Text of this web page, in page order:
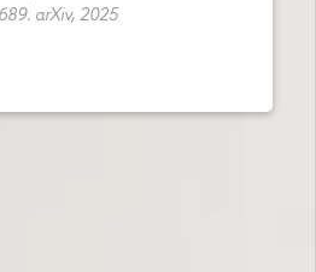
arXiv, 2025